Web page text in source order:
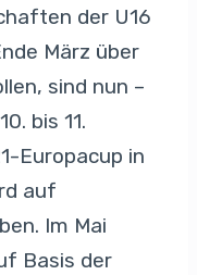
der U16
März über
sind nun –
bis 11.
Europacup in
auf
Im Mai
Basis der